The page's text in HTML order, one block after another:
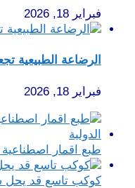
فبراير 18, 2026
الرضاعة الطبيعية
فبراير 18, 2026
طبع اقمار
كوكب تاسع قد يحل